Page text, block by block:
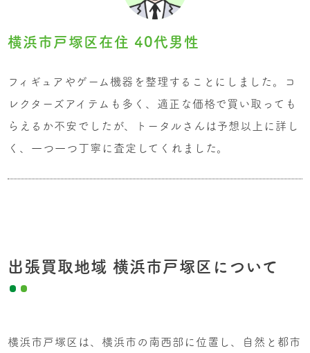
横浜市戸塚区在住 40代男性
フィギュアやゲーム機器を整理することにしました。コ
レクターズアイテムも多く、適正な価格で買い取っても
らえるか不安でしたが、トータルさんは予想以上に詳し
く、一つ一つ丁寧に査定してくれました。
出張買取地域 横浜市戸塚区について
横浜市戸塚区は、横浜市の南西部に位置し、自然と都市